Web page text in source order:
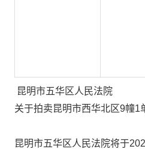
昆明市五华区人民法院
关于拍卖昆明市西华北区9幢1
昆明市五华区人民法院将于202